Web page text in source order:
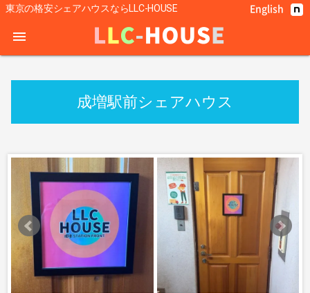
東京の格安シェアハウスならLLC-HOUSE English
menu
成増駅前シェアハウス